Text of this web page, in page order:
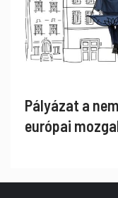
Pályázat a
európai